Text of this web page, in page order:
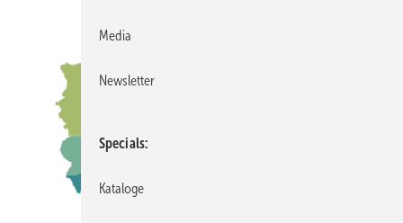
Media
Newsletter
Specials
Kataloge